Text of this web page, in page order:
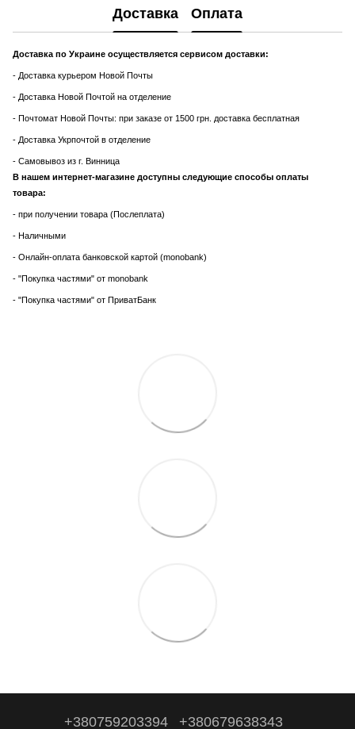
Доставка Оплата
Доставка по Украине осуществляется сервисом доставки:
- Доставка курьером Новой Почты
- Доставка Новой Почтой на отделение
- Почтомат Новой Почты: при заказе от 1500 грн. доставка бесплатная
- Доставка Укрпочтой в отделение
- Самовывоз из г. Винница
В нашем интернет-магазине доступны следующие способы оплаты
товара:
- при получении товара (Послеплата)
- Наличными
- Онлайн-оплата банковской картой (monobank)
- "Покупка частями" от monobank
- "Покупка частями" от ПриватБанк
+380759203394 +380679638343